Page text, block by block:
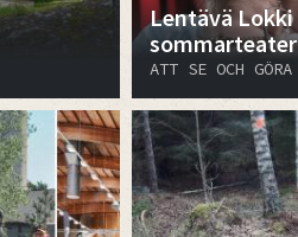
Lentävä Lokki
sommarteater
ATT SE OCH GÖRA